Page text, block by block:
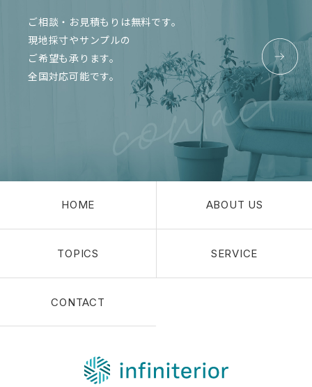
ご相談・お見積もりは無料です。
現地採寸やサンプルの
ご希望も承ります。
全国対応可能です。
HOME ABOUT US
TOPICS SERVICE
CONTACT